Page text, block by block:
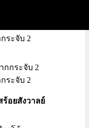
ระจับ 2
ระจับ 2
อยสังวาลย์